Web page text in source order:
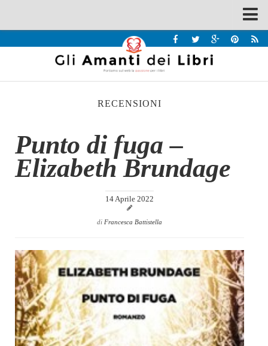
Recensioni
Interviste & Incontri
Chi siamo
Contatti
Chi siamo
Dicono di Noi
Rassegna Stampa
Archivio
RECENSIONI
Punto di fuga –
Elizabeth Brundage
14 Aprile 2022
di Francesca Battistella